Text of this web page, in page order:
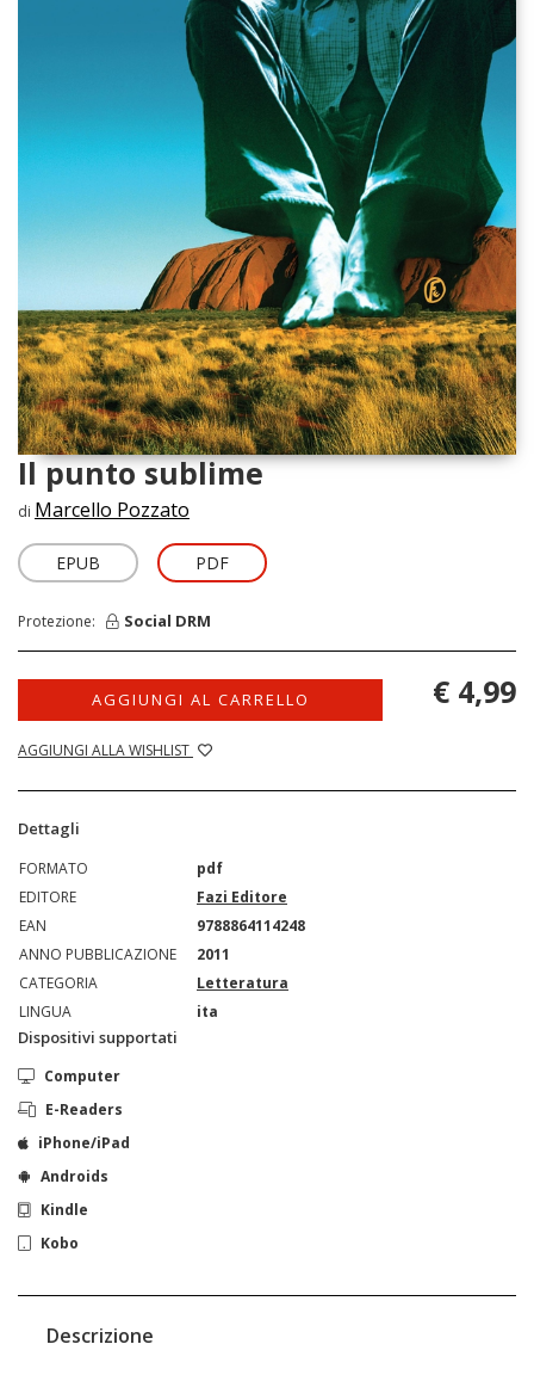
Il punto sublime
di Marcello Pozzato
EPUB PDF
Protezione: Social DRM
AGGIUNGI AL CARRELLO
AGGIUNGI ALLA WISHLIST
€ 4,99
Dettagli
FORMATO
pdf
EDITORE
Fazi Editore
EAN
9788864114248
ANNO PUBBLICAZIONE
2011
CATEGORIA
Letteratura
LINGUA
ita
Dispositivi supportati
Computer
E-Readers
iPhone/iPad
Androids
Kindle
Kobo
Descrizione